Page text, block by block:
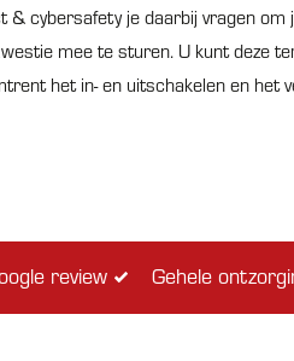
& cybersafety je daarbij vragen
mee te sturen. U kunt deze
het in- en uitschakelen en het
review Gehele